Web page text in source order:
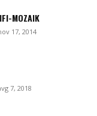
MOZAIK
17, 2014
7, 2018